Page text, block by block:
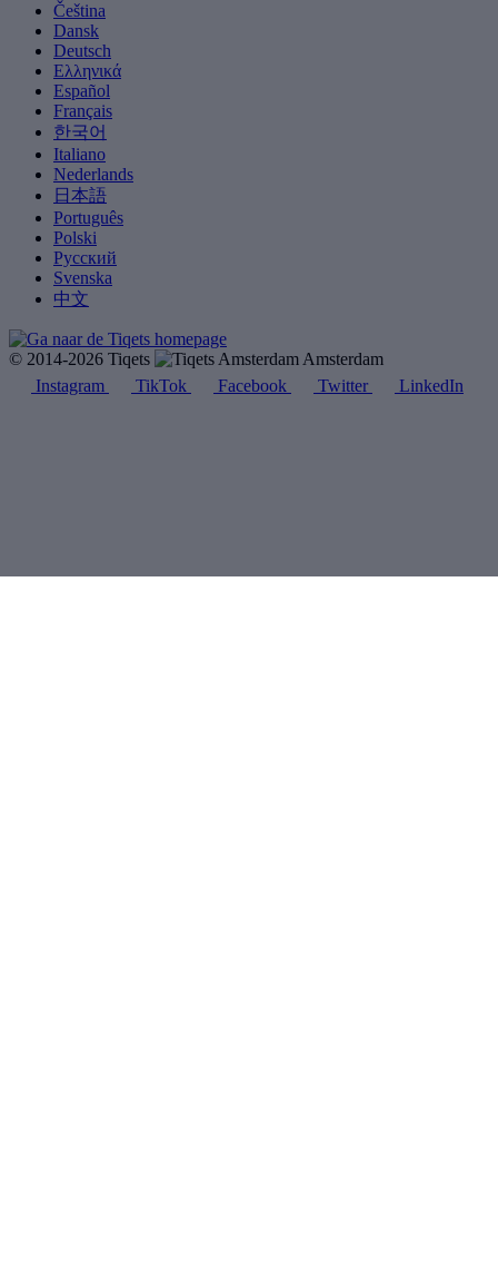
Čeština
Dansk
Deutsch
Ελληνικά
Español
Français
한국어
Italiano
Nederlands
日本語
Português
Polski
Русский
Svenska
中文
© 2014-2026 Tiqets
Amsterdam
Instagram
TikTok Facebook Twitter LinkedIn